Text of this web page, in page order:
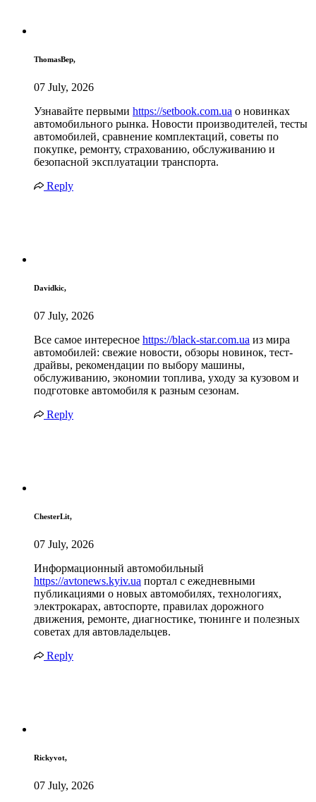
ThomasBep,
07 July, 2026
Узнавайте первыми https://setbook.com.ua о новинках
автомобильного рынка. Новости производителей, тесты
автомобилей, сравнение комплектаций, советы по
покупке, ремонту, страхованию, обслуживанию и
безопасной эксплуатации транспорта.
Reply
Davidkic,
07 July, 2026
Все самое интересное https://black-star.com.ua из мира
автомобилей: свежие новости, обзоры новинок, тест-
драйвы, рекомендации по выбору машины,
обслуживанию, экономии топлива, уходу за кузовом и
подготовке автомобиля к разным сезонам.
Reply
ChesterLit,
07 July, 2026
Информационный автомобильный
https://avtonews.kyiv.ua портал с ежедневными
публикациями о новых автомобилях, технологиях,
электрокарах, автоспорте, правилах дорожного
движения, ремонте, диагностике, тюнинге и полезных
советах для автовладельцев.
Reply
Rickyvot,
07 July, 2026